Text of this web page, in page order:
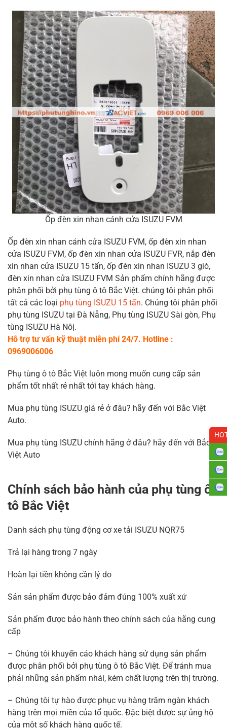
Ốp đèn xin nhan cánh cửa ISUZU FVM
Ốp đèn xin nhan cánh cửa ISUZU FVM, ốp đèn xin nhan
cửa ISUZU FVM, ốp đèn xin nhan cửa ISUZU FVR, nắp đèn
xin nhan cửa ISUZU 15 tấn, ốp đèn xin nhan ISUZU 3 giò,
đèn xin nhan cửa ISUZU FVM Sản phẩm chính hãng được
phân phối bởi phụ tùng ô tô Bắc Việt. chúng tôi phân phối
tất cả các loại phụ tùng ISUZU 15 tấn. Chúng tôi phân phối
phụ tùng ISUZU tại Đà Nẵng, Phụ tùng ISUZU Sài gòn, Phụ
tùng ISUZU Hà Nôị.
Hỗ trợ tư vấn kỹ thuật miễn phí 24/7. Hotline :
0969006006
Phụ tùng ô tô Bắc Việt luôn mong muốn cung cấp sản
phẩm tốt nhất rẻ nhất tới tay khách hàng.
Mua phụ tùng ISUZU giá rẻ ở đâu? hãy đến với Bắc Việt
Auto.
Mua phụ tùng ISUZU chính hãng ở đâu? hãy đến với Bắc
Việt Auto
Chính sách bảo hành của phụ tùng ô
tô Bắc Việt
Danh sách phụ tùng động cơ xe tải ISUZU NQR75
Trả lại hàng trong 7 ngày
Hoàn lại tiền không cần lý do
Sản sản phẩm được bảo đảm đúng 100% xuất xứ
Sản phẩm được bảo hành theo chính sách của hãng cung
cấp
– Chúng tôi khuyến cáo khách hàng sử dụng sản phẩm
được phân phối bởi phụ tùng ô tô Bắc Việt. Để tránh mua
phải những sản phẩm nhái, kém chất lượng trên thị trường.
– Chúng tôi tự hào được phục vụ hàng trăm ngàn khách
hàng trên mọi miền của tổ quốc. Đặc biệt được sự ủng hộ
của một số khách hàng quốc tế.